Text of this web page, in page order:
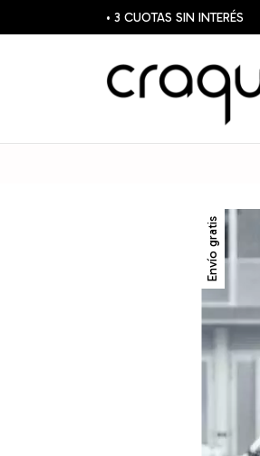
• 3 CUOTAS SIN INTERÉS
Envío gratis